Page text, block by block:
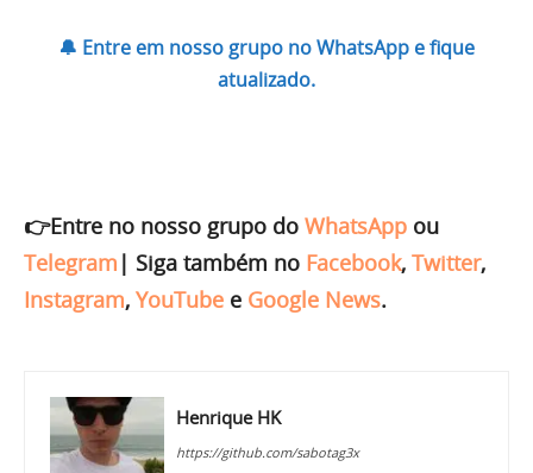
🔔 Entre em nosso grupo no WhatsApp e fique
atualizado.
👉Entre no nosso grupo do WhatsApp ou
Telegram | Siga também no Facebook, Twitter,
Instagram, YouTube e Google News.
Henrique HK
https://github.com/sabotag3x